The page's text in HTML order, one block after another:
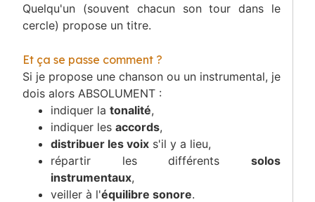
Quelqu'un (souvent chacun son tour dans le
cercle) propose un titre.
Et ça se passe comment ?
Si je propose une chanson ou un instrumental, je
dois alors ABSOLUMENT :
indiquer la tonalité,
indiquer les accords,
distribuer les voix s'il y a lieu,
répartir les différents solos
instrumentaux,
veiller à l'équilibre sonore.